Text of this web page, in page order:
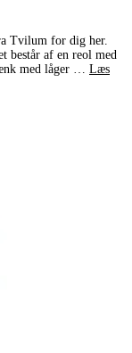
Tvilum for dig her.
består af en reol med
med låger … Læs